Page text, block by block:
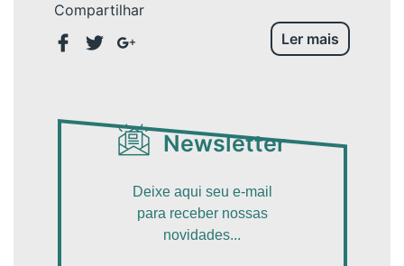
Compartilhar
Ler mais
Newsletter
Deixe aqui seu e-mail
para receber nossas
novidades...